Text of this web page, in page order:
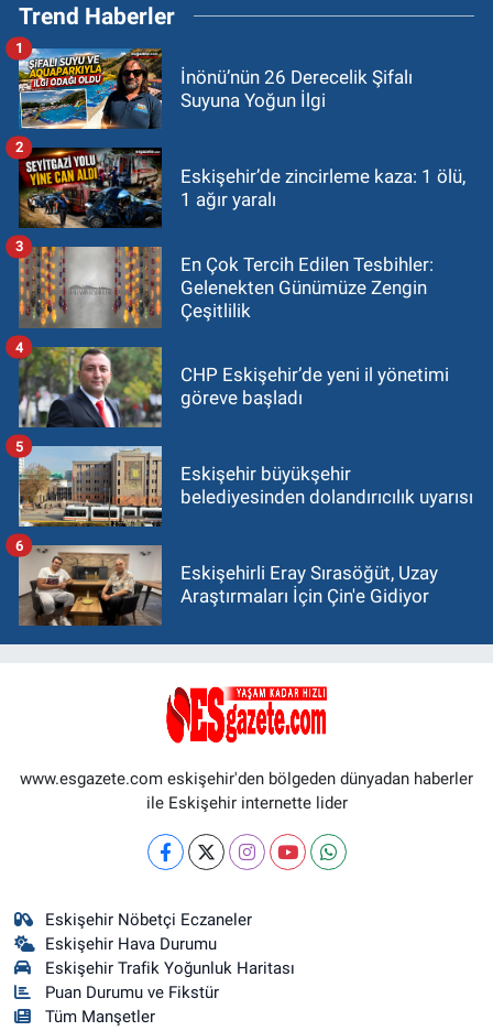
Trend Haberler
İnönü’nün 26 Derecelik Şifalı
Suyuna Yoğun İlgi
1
Eskişehir’de zincirleme kaza: 1 ölü,
1 ağır yaralı
2
En Çok Tercih Edilen Tesbihler:
Gelenekten Günümüze Zengin
Çeşitlilik
3
CHP Eskişehir’de yeni il yönetimi
göreve başladı
4
Eskişehir büyükşehir
belediyesinden dolandırıcılık uyarısı
5
Eskişehirli Eray Sırasöğüt, Uzay
Araştırmaları İçin Çin'e Gidiyor
6
www.esgazete.com eskişehir'den bölgeden dünyadan haberler
ile Eskişehir internette lider
Eskişehir Nöbetçi Eczaneler
Eskişehir Hava Durumu
Eskişehir Trafik Yoğunluk Haritası
Puan Durumu ve Fikstür
Tüm Manşetler